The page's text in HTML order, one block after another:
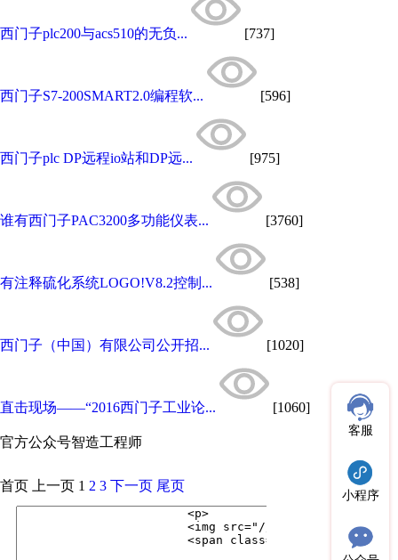
西门子plc200与acs510的无负... [737]
西门子S7-200SMART2.0编程软... [596]
西门子plc DP远程io站和DP远... [975]
谁有西门子PAC3200多功能仪表... [3760]
有注释硫化系统LOGO!V8.2控制... [538]
西门子（中国）有限公司公开招... [1020]
直击现场——“2016西门子工业论... [1060]
官方公众号智造工程师
客服
小程序
首页 上一页 1 2 3 下一页 尾页